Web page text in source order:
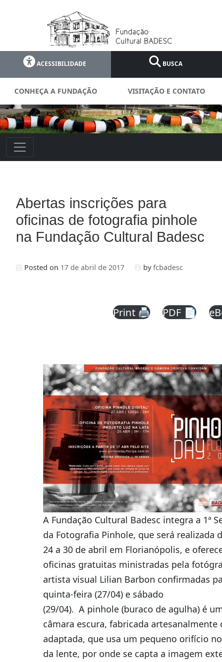
ACESSIBILIDADE BUSCA
CONHEÇA A FUNDAÇÃO VISITAÇÃO E CONTATO
Abertas inscrições para
oficinas de fotografia pinhole
na Fundação Cultural Badesc
Posted on 17 de abril de 2017 byfcbadesc
Print 🖨 PDF 📄
A Fundação Cultural Badesc integra a 1ª
da Fotografia Pinhole, que será realizada
24 a 30 de abril em Florianópolis, e
oficinas gratuitas ministradas pela
artista visual Lilian Barbon confirmadas
quinta-feira (27/04) e sábado
(29/04). A pinhole (buraco de agulha) é
câmara escura, fabricada artesanalmente
adaptada, que usa um pequeno orifício
da lente, por onde se capta a imagem